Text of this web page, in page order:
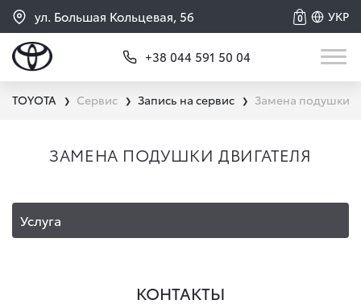
ул. Большая Кольцевая, 56 УКР
0
+38 044 591 50 04
TOYOTA ❯ Сервис ❯ Запись на сервис ❯ Замена подушки
ЗАМЕНА ПОДУШКИ ДВИГАТЕЛЯ
Услуга
КОНТАКТЫ